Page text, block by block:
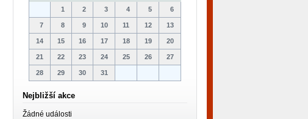
1
2 3 4 5 6
7 8 9 10 11 12 13
14 15 16 17 18 19 20
21 22 23 24 25 26 27
28 29 30 31
Nejbližší akce
Žádné události